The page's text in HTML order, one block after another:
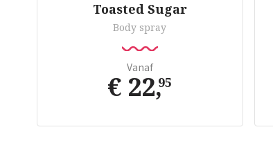
Toasted Sugar
Body spray
Vanaf
€ 22,95